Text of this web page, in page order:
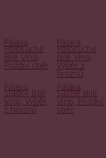
Pálava,
Polosuché
Bílé Víno,
Pozdní sběr
Pálava,
Polosuché
Bílé Víno,
Výběr z
hroznů
Pálava,
Sladké Bílé
Víno, Výběr
z hroznů
Pálava,
Suché Bílé
Víno, Pozdní
sběr